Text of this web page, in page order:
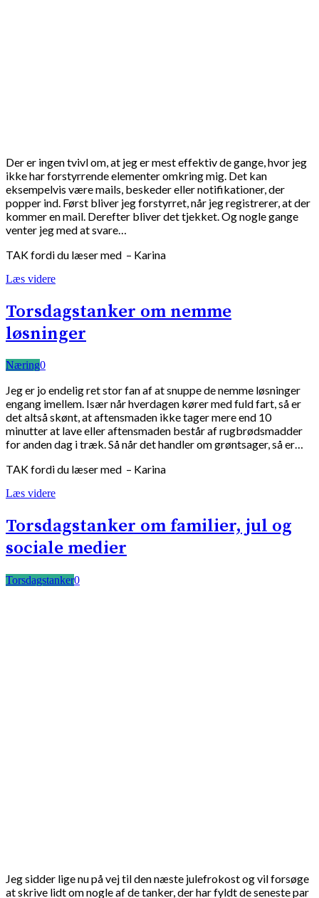
Der er ingen tvivl om, at jeg er mest effektiv de gange, hvor jeg
ikke har forstyrrende elementer omkring mig. Det kan
eksempelvis være mails, beskeder eller notifikationer, der
popper ind. Først bliver jeg forstyrret, når jeg registrerer, at der
kommer en mail. Derefter bliver det tjekket. Og nogle gange
venter jeg med at svare…
TAK fordi du læser med – Karina
Læs videre
Torsdagstanker om nemme
løsninger
Næring0
Jeg er jo endelig ret stor fan af at snuppe de nemme løsninger
engang imellem. Især når hverdagen kører med fuld fart, så er
det altså skønt, at aftensmaden ikke tager mere end 10
minutter at lave eller aftensmaden består af rugbrødsmadder
for anden dag i træk. Så når det handler om grøntsager, så er…
TAK fordi du læser med – Karina
Læs videre
Torsdagstanker om familier, jul og
sociale medier
Torsdagstanker0
Jeg sidder lige nu på vej til den næste julefrokost og vil forsøge
at skrive lidt om nogle af de tanker, der har fyldt de seneste par